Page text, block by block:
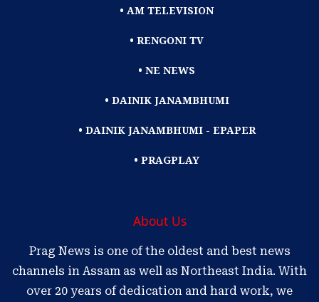
• AM TELEVISION
• RENGONI TV
• NE NEWS
• DAINIK JANAMBHUMI
• DAINIK JANAMBHUMI - EPAPER
• PRAGPLAY
About Us
Prag News is one of the oldest and best news
channels in Assam as well as Northeast India. With
over 20 years of dedication and hard work, we